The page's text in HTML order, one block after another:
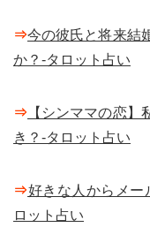
⇒今の彼氏と将来結
か？-タロット占い
⇒ 【シンママの恋
き？-タロット占い
⇒好きな人からメー
ロット占い